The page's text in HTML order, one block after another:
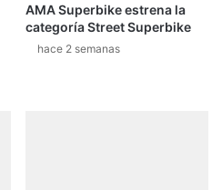
AMA Superbike estrena la
categoría Street Superbike
hace 2 semanas